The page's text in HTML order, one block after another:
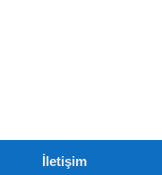
İletişim